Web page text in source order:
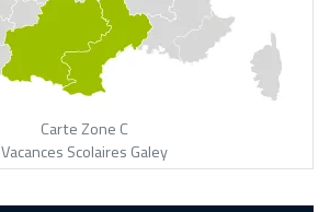
Carte Zone C
Vacances Scolaires Galey